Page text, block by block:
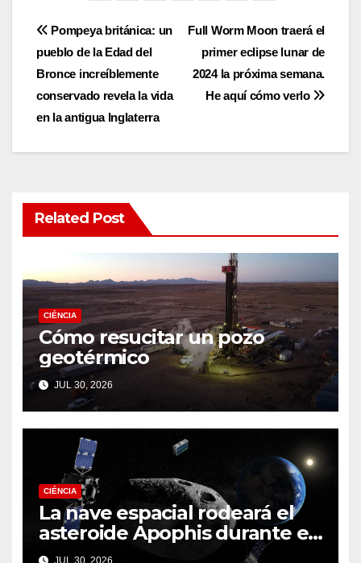
Post
navigation
Full Worm Moon traerá el
primer eclipse lunar de
2024 la próxima semana.
He aquí cómo verlo
Pompeya británica: un
pueblo de la Edad del
Bronce increíblemente
conservado revela la vida
en la antigua Inglaterra
Related Post
CIÉNCIA
Cómo resucitar un pozo
geotérmico
JUL 30, 2026
CIÉNCIA
La nave espacial rodeará el
asteroide Apophis durante el
fatídico sobrevuelo de la